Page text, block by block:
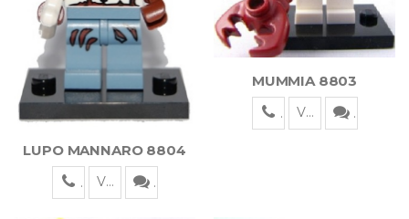
LUPO MANNARO 8804
Visualizza
MUMMIA 8803
Visualizza